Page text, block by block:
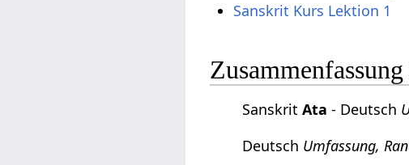
Sanskrit Kurs Lektion 1
SanskritAta - Deutsch
Deutsch Umfassung,